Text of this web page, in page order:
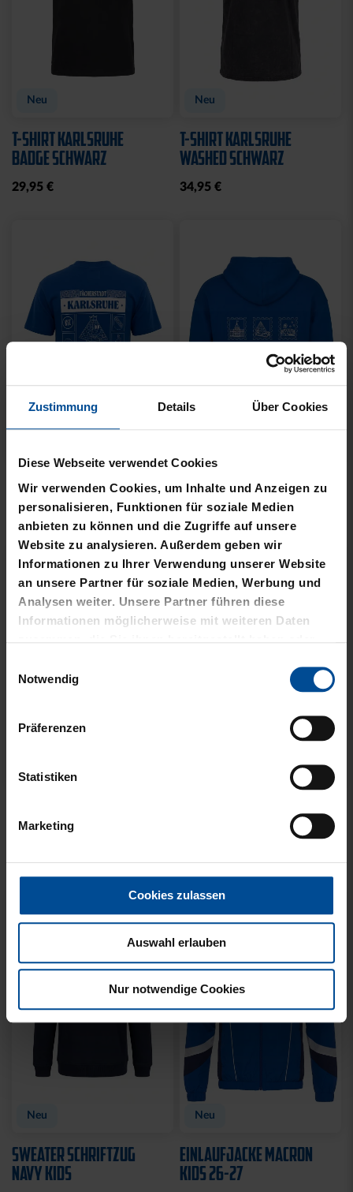
Zustimmung Details Über Cookies
Diese Webseite verwendet Cookies
Wir verwenden Cookies, um Inhalte und Anzeigen zu
personalisieren, Funktionen für soziale Medien
anbieten zu können und die Zugriffe auf unsere
Website zu analysieren. Außerdem geben wir
Informationen zu Ihrer Verwendung unserer Website
an unsere Partner für soziale Medien, Werbung und
Analysen weiter. Unsere Partner führen diese
Informationen möglicherweise mit weiteren Daten
gesammelt haben.
Notwendig
Präferenzen
Statistiken
Marketing
Cookies zulassen
Auswahl erlauben
Nur notwendige Cookies
Neu
T-SHIRT KARLSRUHE
BADGE SCHWARZ
29,95 €
Neu
T-SHIRT KARLSRUHE
WASHED SCHWARZ
34,95 €
T-SHIRT STADTMOMENTE
29,95 €
HOODIE STADTMOMENTE
59,95 €
Neu
GRAU KIDS
SWEATER KARLSRUHE
Neu
SWEATER SCHRIFTZUG
NAVY KIDS
Neu
EINLAUFJACKE MACRON
KIDS 26-27